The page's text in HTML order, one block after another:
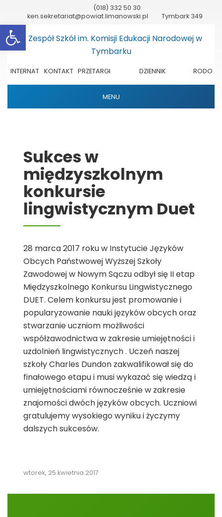
(018) 332 50 30
ken.sekretariat@powiat.limanowski.pl
Tymbark 349
INTERNAT KONTAKT PRZETARGI
DZIENNIK
RODO
MENU
Sukces w
międzyszkolnym
konkursie
lingwistycznym Duet
28 marca 2017 roku w Instytucie Języków
Obcych Państwowej Wyższej Szkoły
Zawodowej w Nowym Sączu odbył się II etap
Międzyszkolnego Konkursu Lingwistycznego
DUET. Celem konkursu jest promowanie i
popularyzowanie nauki języków obcych oraz
stwarzanie uczniom możliwości
współzawodnictwa w zakresie umiejętności i
uzdolnień lingwistycznych . Uczeń naszej
szkoły Charles Dundon zakwalifikował się do
finałowego etapu i musi wykazać się wiedzą i
umiejętnościami równocześnie w zakresie
znajomości dwóch języków obcych. Uczniowi
gratulujemy wysokiego wyniku i życzymy
dalszych sukcesów.
wtorek, 25 kwietnia 2017
Otwórz pasek narzędzi